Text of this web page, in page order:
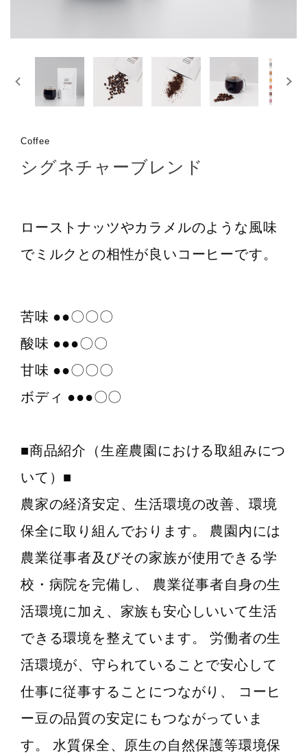
Coffee
シグネチャーブレンド
ローストナッツやカラメルのような風味
でミルクとの相性が良いコーヒーです。
苦味 ●●〇〇〇
酸味 ●●●〇〇
甘味 ●●〇〇〇
ボディ ●●●〇〇
■商品紹介（生産農園における取組みにつ
いて）■
農家の経済安定、生活環境の改善、環境
保全に取り組んでおります。 農園内には
農業従事者及びその家族が使用できる学
校・病院を完備し、 農業従事者自身の生
活環境に加え、家族も安心しいいて生活
できる環境を整えています。 労働者の生
活環境が、守られていることで安心して
仕事に従事することにつながり、 コーヒ
ー豆の品質の安定にもつながっていま
す。 水質保全、原生の自然保護等環境保